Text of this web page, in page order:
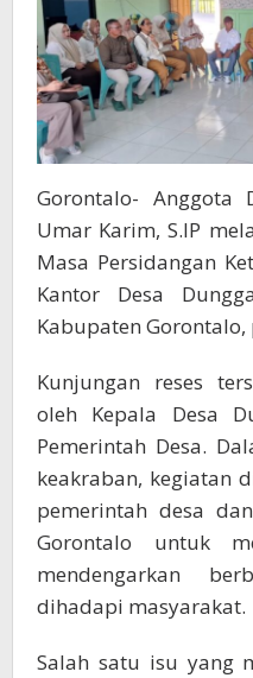
Gorontalo- Anggota
Umar Karim, S.IP
Masa Persidangan
Kantor Desa
Kabupaten
Kunjungan reses
oleh Kepala Desa
Pemerintah Desa.
keakraban, kegiatan
pemerintah desa
Gorontalo untuk
mendengarkan
dihadapi masyarakat.
Salah satu isu yang